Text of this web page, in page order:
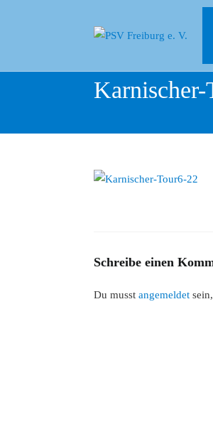
Karnischer-
Schreibe einen
Du musst angemeldet